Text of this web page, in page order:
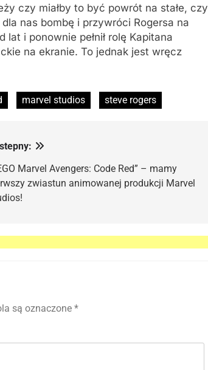
czy miałby to być powrót na stałe, czy
nas bombę i przywróci Rogersa na
i ponownie pełnił rolę Kapitana
na ekranie. To jednak jest wręcz
marvel studios steve rogers
Marvel Avengers: Code Red” – mamy
zwiastun animowanej produkcji Marvel
są oznaczone *